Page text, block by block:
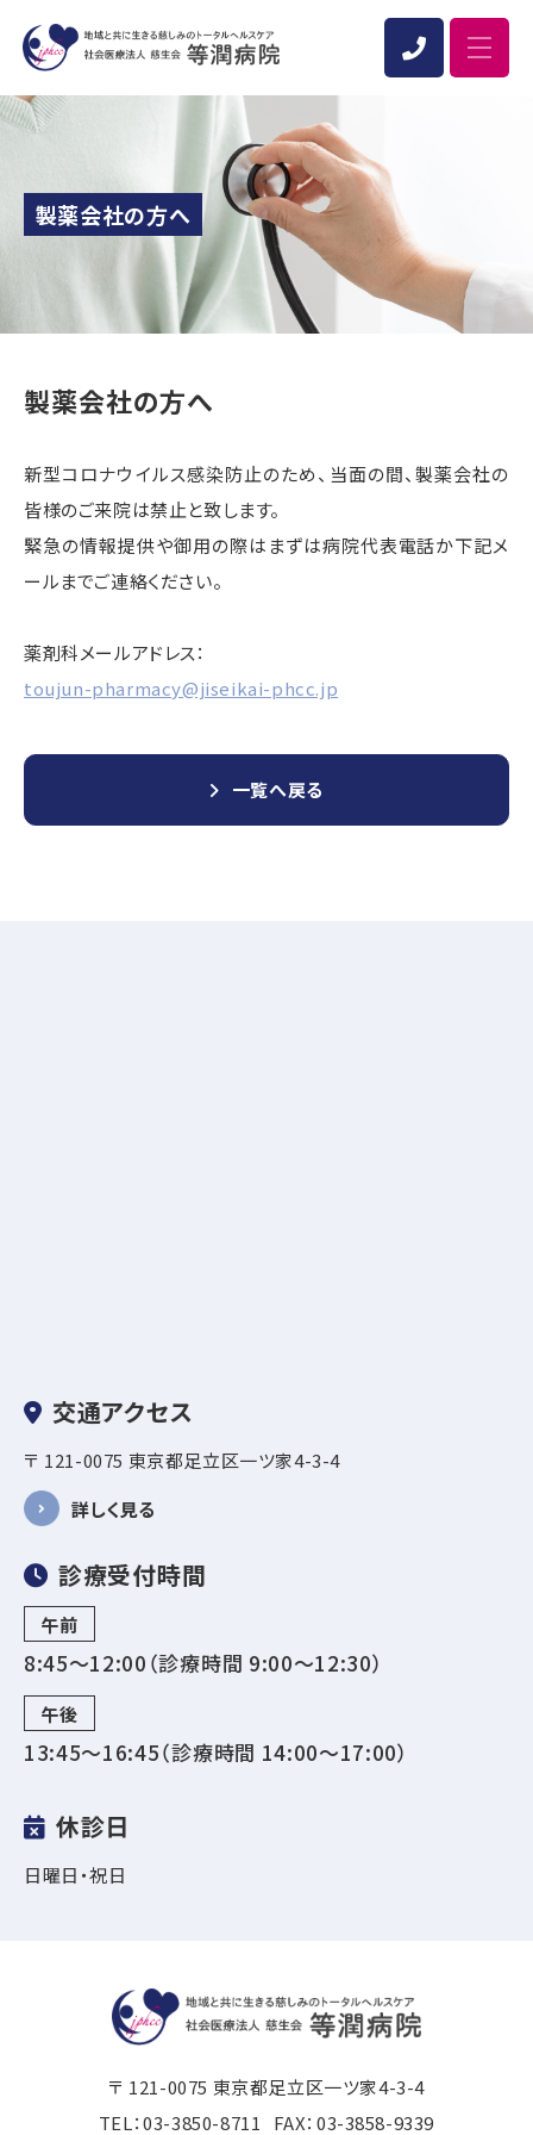
製薬会社の方へ
製薬会社の方へ
新型コロナウイルス感染防止のため、当面の間、製薬会社の
皆様のご来院は禁止と致します。
緊急の情報提供や御用の際はまずは病院代表電話か下記メ
ールまでご連絡ください。
薬剤科メールアドレス：
toujun-pharmacy@jiseikai-phcc.jp
一覧へ戻る
交通アクセス
〒 121-0075 東京都足立区一ツ家4-3-4
詳しく見る
診療受付時間
午前
8:45～12:00（診療時間 9:00〜12:30）
午後
13:45～16:45（診療時間 14:00〜17:00）
休診日
日曜日・祝日
〒 121-0075 東京都足立区一ツ家4-3-4
TEL：03-3850-8711 FAX：03-3858-9339